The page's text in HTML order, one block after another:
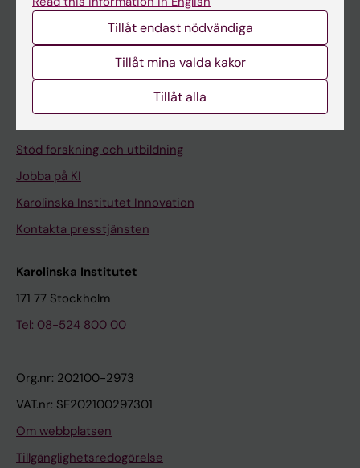
Medarbetarportalen
Stöd forskning och utbildning
Jobba på KI
Karolinska Institutet Innovation
Kontakta presstjänsten
Karolinska Institutet
171 77 Stockholm
Tel: 08-524 800 00
Org.nr: 202100-2973
VAT.nr: SE202100297301
Om webbplatsen
Tillgänglighetsredogörelse
Tillåt endast nödvändiga
Tillåt mina valda kakor
Tillåt alla